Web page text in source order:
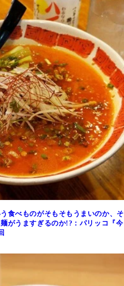
食べものがそもそもうまいのか、そ
がうますぎるのか!?：パリッコ『今